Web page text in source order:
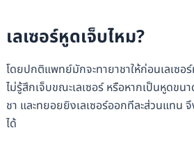
เลเซอร์หูดเจ็บไหม?
โดยปกติแพทย์มักจะทายาชาให้ก่อนเลเซอ
ไม่รู้สึกเจ็บขณะเลเซอร์ หรือหากเป็นหูดขน
ชา และทยอยยิงเลเซอร์ออกทีละส่วนแทน
ได้